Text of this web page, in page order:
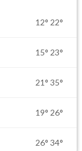
12° 22°
15° 23°
21° 35°
19° 26°
26° 34°